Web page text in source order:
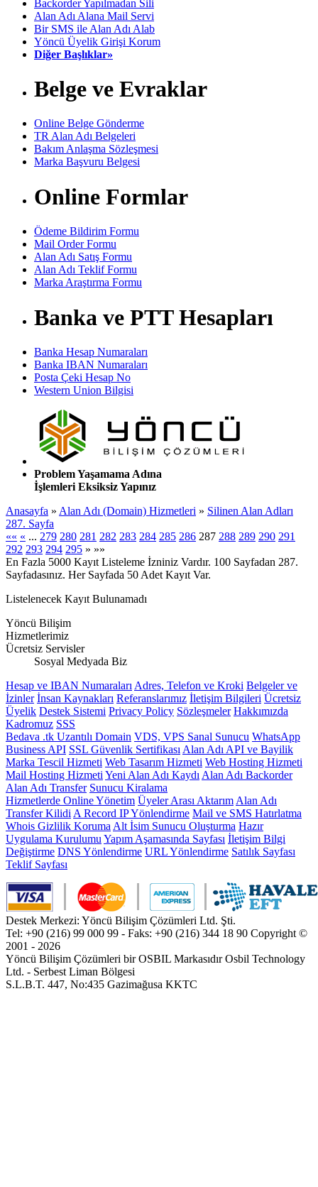
Backorder Yapılmadan Sili
Alan Adı Alana Mail Servi
Bir SMS ile Alan Adı Alab
Yöncü Üyelik Girişi Korum
Diğer Başlıklar»
Belge ve Evraklar
Online Belge Gönderme
TR Alan Adı Belgeleri
Bakım Anlaşma Sözleşmesi
Marka Başvuru Belgesi
Online Formlar
Ödeme Bildirim Formu
Mail Order Formu
Alan Adı Satış Formu
Alan Adı Teklif Formu
Marka Araştırma Formu
Banka ve PTT Hesapları
Banka Hesap Numaraları
Banka IBAN Numaraları
Posta Çeki Hesap No
Western Union Bilgisi
Problem Yaşamama Adına
İşlemleri Eksiksiz Yapınız
Anasayfa » Alan Adı (Domain) Hizmetleri » Silinen Alan Adları
287. Sayfa
«« « ... 279 280 281 282 283 284 285 286 287 288 289 290 291
292 293 294 295 » »»
En Fazla 5000 Kayıt Listeleme İzniniz Vardır. 100 Sayfadan 287.
Sayfadasınız. Her Sayfada 50 Adet Kayıt Var.
Listelenecek Kayıt Bulunamadı
Yöncü Bilişim
Hizmetlerimiz
Ücretsiz Servisler
Sosyal Medyada Biz
Hesap ve IBAN Numaraları Adres, Telefon ve Kroki Belgeler ve
İzinler İnsan Kaynakları Referanslarımız İletişim Bilgileri Ücretsiz
Üyelik Destek Sistemi Privacy Policy Sözleşmeler Hakkımızda
Kadromuz SSS
Bedava .tk Uzantılı Domain VDS, VPS Sanal Sunucu WhatsApp
Business API SSL Güvenlik Sertifikası Alan Adı API ve Bayilik
Marka Tescil Hizmeti Web Tasarım Hizmeti Web Hosting Hizmeti
Mail Hosting Hizmeti Yeni Alan Adı Kaydı Alan Adı Backorder
Alan Adı Transfer Sunucu Kiralama
Hizmetlerde Online Yönetim Üyeler Arası Aktarım Alan Adı
Transfer Kilidi A Record IP Yönlendirme Mail ve SMS Hatırlatma
Whois Gizlilik Koruma Alt İsim Sunucu Oluşturma Hazır
Uygulama Kurulumu Yapım Aşamasında Sayfası İletişim Bilgi
Değiştirme DNS Yönlendirme URL Yönlendirme Satılık Sayfası
Teklif Sayfası
Destek Merkezi: Yöncü Bilişim Çözümleri Ltd. Şti.
Tel: +90 (216) 99 000 99 - Faks: +90 (216) 344 18 90 Copyright ©
2001 - 2026
Yöncü Bilişim Çözümleri bir OSBIL Markasıdır Osbil Technology
Ltd. - Serbest Liman Bölgesi
S.L.B.T. 447, No:435 Gazimağusa KKTC